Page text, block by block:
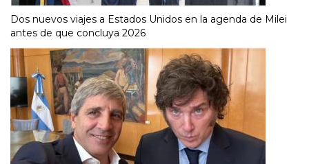
Dos nuevos viajes a Estados Unidos en la agenda de Milei
antes de que concluya 2026